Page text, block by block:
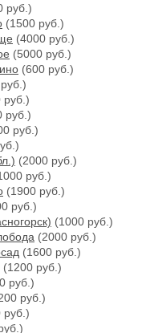
руб.)
(1500 руб.)
(4000 руб.)
(5000 руб.)
(600 руб.)
руб.)
руб.)
руб.)
(2000 руб.)
руб.)
(1900 руб.)
руб.)
(1000 руб.)
(2000 руб.)
(1600 руб.)
(1200 руб.)
руб.)
руб.)
руб.)